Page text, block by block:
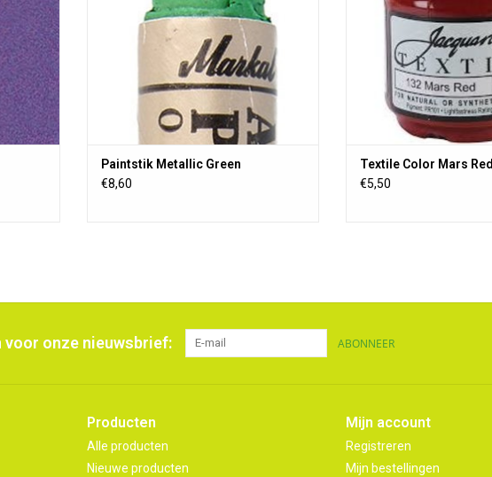
Paintstik Metallic Green
€8,60
Textile Color Mars Red
€5,50
voor onze nieuwsbrief: ABONNEER
Producten
Alle producten
Nieuwe producten
Mijn account
Registreren
Mijn bestellingen